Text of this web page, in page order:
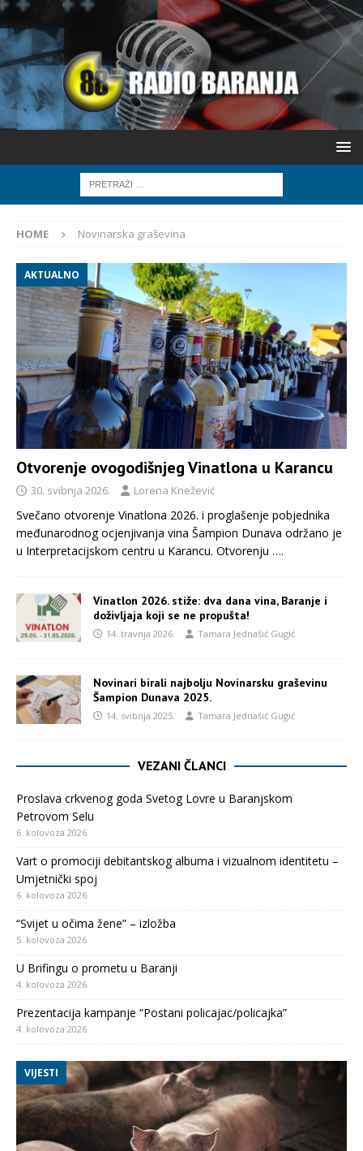
HOME Novinarska graševina
AKTUALNO
Otvorenje ovogodišnjeg Vinatlona u Karancu
30. svibnja 2026. Lorena Knežević
Svečano otvorenje Vinatlona 2026. i proglašenje pobjednika
međunarodnog ocjenjivanja vina Šampion Dunava održano je
u Interpretacijskom centru u Karancu. Otvorenju ….
Vinatlon 2026. stiže: dva dana vina, Baranje i
doživljaja koji se ne propušta!
14. travnja 2026. Tamara Jednašić Gugić
Novinari birali najbolju Novinarsku graševinu
Šampion Dunava 2025.
14. svibnja 2025. Tamara Jednašić Gugić
VEZANI ČLANCI
Proslava crkvenog goda Svetog Lovre u Baranjskom
Petrovom Selu
6. kolovoza 2026.
Vart o promociji debitantskog albuma i vizualnom identitetu –
Umjetnički spoj
6. kolovoza 2026.
“Svijet u očima žene” – izložba
5. kolovoza 2026.
U Brifingu o prometu u Baranji
4. kolovoza 2026.
Prezentacija kampanje “Postani policajac/policajka”
4. kolovoza 2026.
VIJESTI